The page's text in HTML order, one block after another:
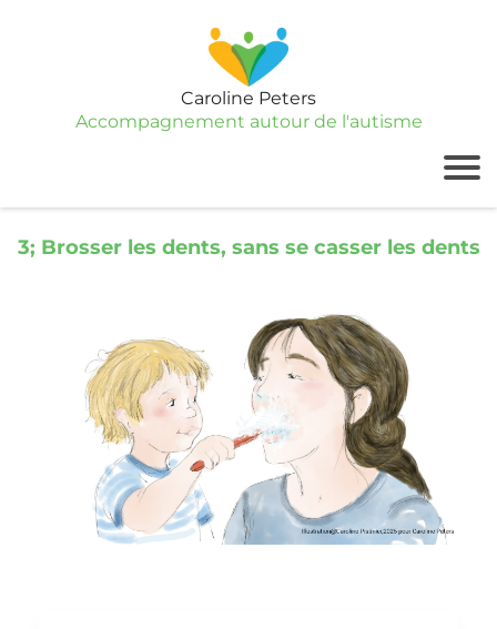
Caroline Peters
Accompagnement autour de l'autisme
3; Brosser les dents, sans se casser les dents